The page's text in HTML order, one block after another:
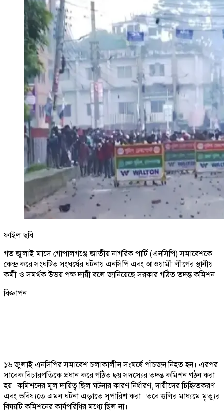
ফাইল ছবি
গত জুলাই মাসে গোপালগঞ্জে জাতীয় নাগরিক পার্টি (এনসিপি) সমাবেশকে
কেন্দ্র করে সংঘটিত সংঘর্ষের ঘটনায় এনসিপি এবং আওয়ামী লীগের স্থানীয়
কর্মী ও সমর্থক উভয় পক্ষ দায়ী বলে জানিয়েছে সরকার গঠিত তদন্ত কমিশন।
বিজ্ঞাপন
১৬ জুলাই এনসিপির সমাবেশ চলাকালীন সংঘর্ষে পাঁচজন নিহত হন। এরপর
সাবেক বিচারপতিকে প্রধান করে গঠিত ছয় সদস্যের তদন্ত কমিশন গঠন করা
হয়। কমিশনের মূল দায়িত্ব ছিল ঘটনার কারণ নির্ধারণ, দায়ীদের চিহ্নিতকরণ
এবং ভবিষ্যতে এমন ঘটনা এড়াতে সুপারিশ করা। তবে গুলির মাধ্যমে মৃত্যুর
বিষয়টি কমিশনের কার্যপরিধির মধ্যে ছিল না।